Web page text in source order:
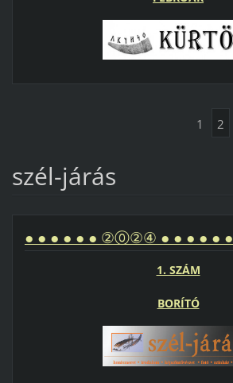
1 2
szél-járás
● ● ● ● ● ● ②⓪②④ ● ● ● ● ● ●
1. SZÁM
BORÍTÓ